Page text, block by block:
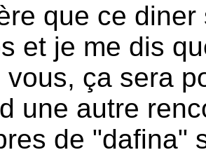
que ce
et je me dis
vous, ça sera
une autre
de "dafina"